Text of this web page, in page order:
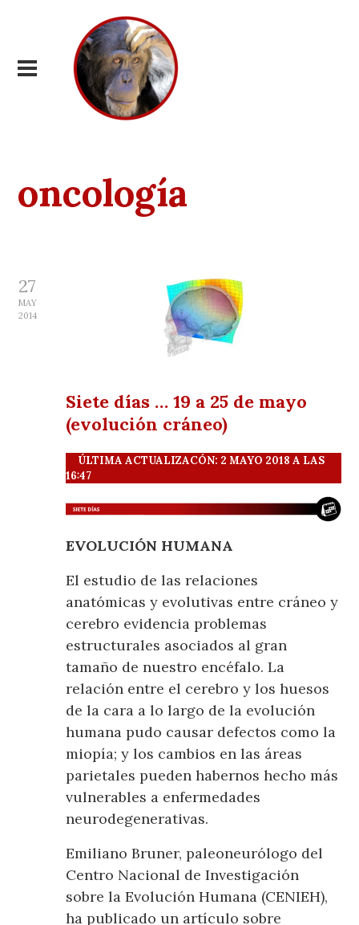
oncología
27
MAY
2014
Siete días … 19 a 25 de mayo
(evolución cráneo)
ÚLTIMA ACTUALIZACÓN: 2 MAYO 2018 A LAS
16:47
EVOLUCIÓN HUMANA
El estudio de las relaciones
anatómicas y evolutivas entre cráneo y
cerebro evidencia problemas
estructurales asociados al gran
tamaño de nuestro encéfalo. La
relación entre el cerebro y los huesos
de la cara a lo largo de la evolución
humana pudo causar defectos como la
miopía; y los cambios en las áreas
parietales pueden habernos hecho más
vulnerables a enfermedades
neurodegenerativas.
Emiliano Bruner, paleoneurólogo del
Centro Nacional de Investigación
sobre la Evolución Humana (CENIEH),
ha publicado un artículo sobre